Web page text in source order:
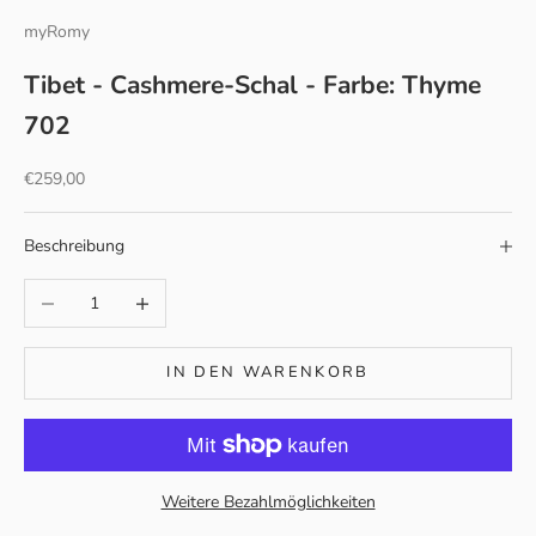
myRomy
Tibet - Cashmere-Schal - Farbe: Thyme
702
Angebot
€259,00
Beschreibung
Anzahl verringernAnzahl erhöhen
IN DEN WARENKORB
Weitere Bezahlmöglichkeiten